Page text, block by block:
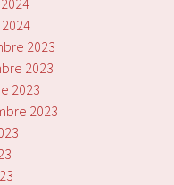
2023
2023
2023
2023